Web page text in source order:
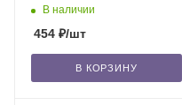
(047) (1 шт.) /50
В наличии
454 ₽/шт
В КОРЗИНУ